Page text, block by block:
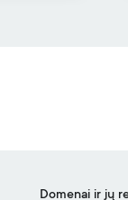
Domenai ir jų